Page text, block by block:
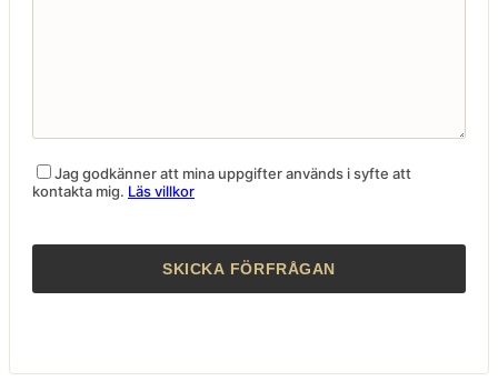
Jag godkänner att mina uppgifter används i syfte att
kontakta mig. Läs villkor